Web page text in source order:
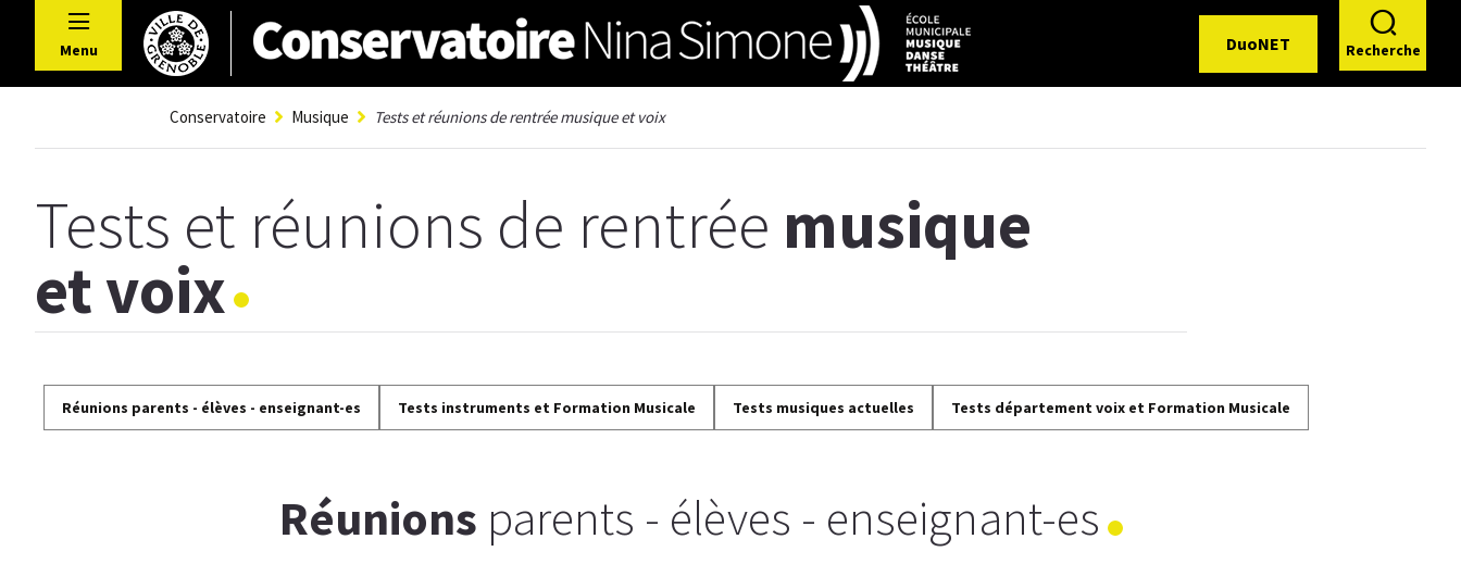
Panneau de gestion des cookies
Menu DuoNET Recherche
Conservatoire Musique Tests et réunions de rentrée musique et voix
Tests et réunions de rentrée musique
et voix
Réunions parents - élèves - enseignant-es Tests instruments et Formation Musicale Tests musiques actuelles Tests département voix et Formation Musicale
Réunions parents - élèves - enseignant-es